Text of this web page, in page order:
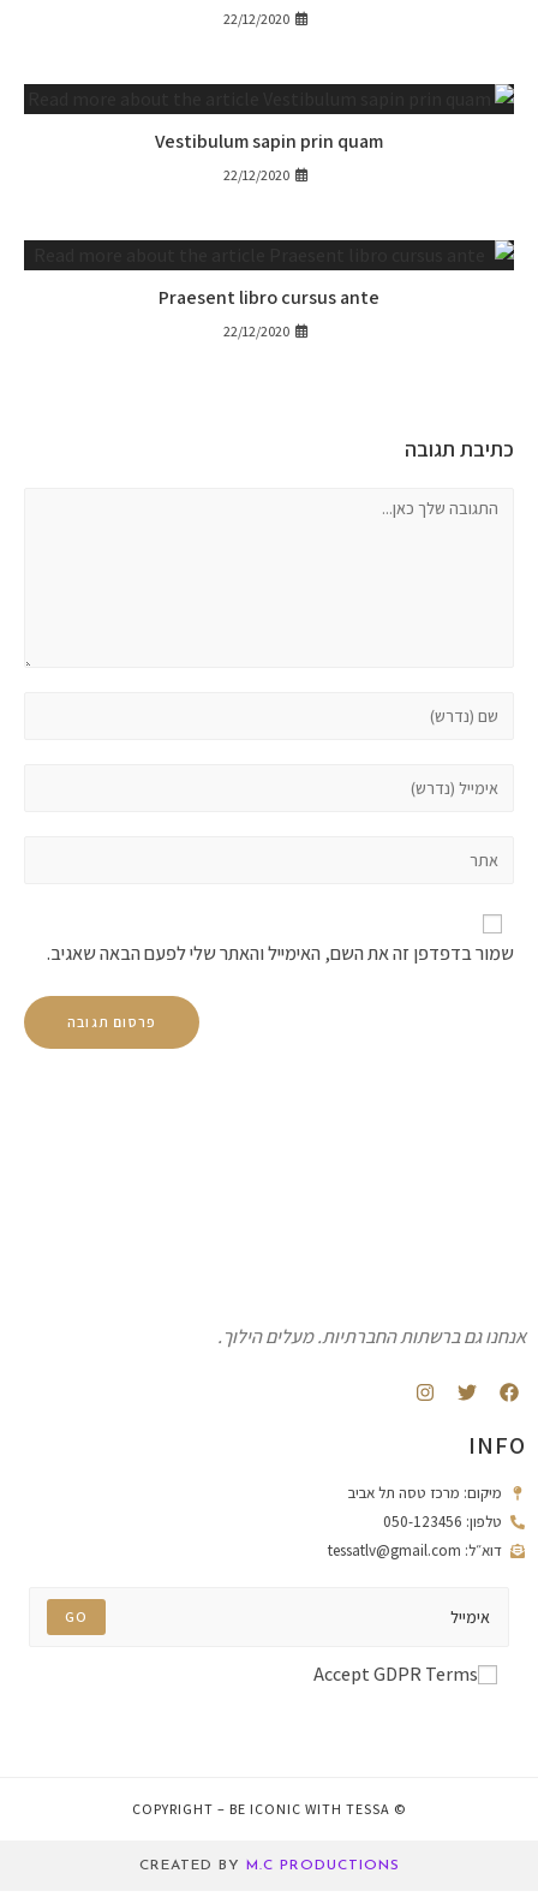
22/12/2020
Vestibulum sapin prin quam
22/12/2020
Praesent libro cursus ante
22/12/2020
כתיבת תגובה
שמור בדפדפן זה את השם, האימייל והאתר שלי לפעם הבאה שאגיב.
גם ברשתות החברתיות. מעלים הילוך.
מיקום: מרכז טסה תל אביב
טלפון: 050-123456
דוא״ל: tessatlv@gmail.com
Accept GDPR Terms
CREATED BYM.C PRODUCTIONS